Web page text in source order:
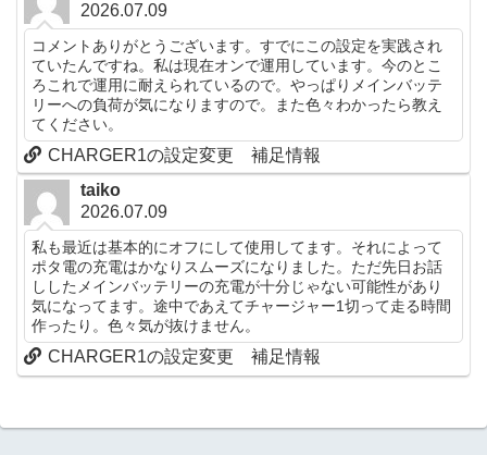
2026.07.09
コメントありがとうございます。すでにこの設定を実践され
ていたんですね。私は現在オンで運用しています。今のとこ
ろこれで運用に耐えられているので。やっぱりメインバッテ
リーへの負荷が気になりますので。また色々わかったら教え
てください。
CHARGER1の設定変更 補足情報
taiko
2026.07.09
私も最近は基本的にオフにして使用してます。それによって
ポタ電の充電はかなりスムーズになりました。ただ先日お話
ししたメインバッテリーの充電が十分じゃない可能性があり
気になってます。途中であえてチャージャー1切って走る時間
作ったり。色々気が抜けません。
CHARGER1の設定変更 補足情報